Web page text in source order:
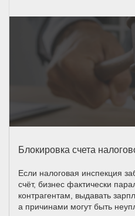
Блокировка счета
Если налоговая инспекция
счёт, бизнес фактически
контрагентам, выдавать
а причинами могут быть